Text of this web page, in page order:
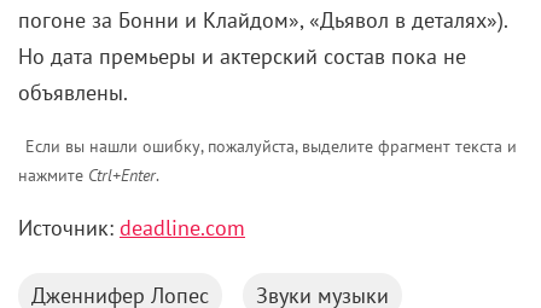
погоне за Бонни и Клайдом», «Дьявол в деталях»).
Но дата премьеры и актерский состав пока не
объявлены.
Если вы нашли ошибку, пожалуйста, выделите фрагмент текста и
нажмите Ctrl+Enter.
Источник: deadline.com
Дженнифер Лопес Звуки музыки